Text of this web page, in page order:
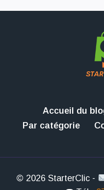
Accueil du
Par catégorie
© 2026 StarterClic -